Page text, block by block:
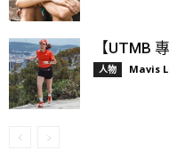
【UTMB
人物 Mavis